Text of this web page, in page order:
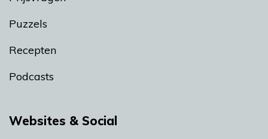
Puzzels
Recepten
Podcasts
Websites & Social